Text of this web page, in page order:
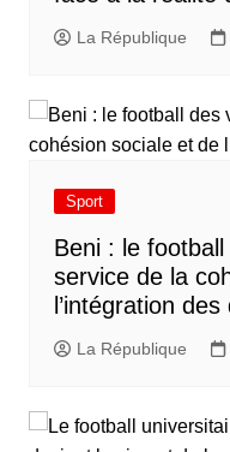
La République
Sport
Beni : le
service de la
l’intégration
La République